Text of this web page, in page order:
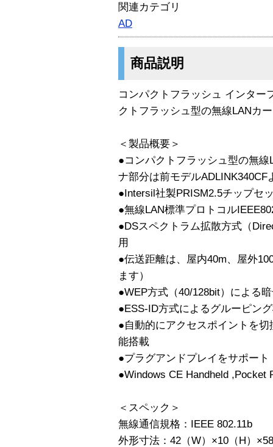
関連カテゴリ
AD
商品説明
コンパクトフラッシュ インター
クトフラッシュ型の無線LANカ
＜製品概要＞
●コンパクトフラッシュ型の無
ナ部分は前モデルADLINK340CF
●Intersil社製PRISM2.5チップセ
●無線LAN標準プロトコル
●DSスペクトラム拡散方式（
用
●伝送距離は、屋内40m、屋外
ます）
●WEP方式（40/128bit）による
●ESS-ID方式によるグルーピン
●自動的にアクセスポイントを
能搭載
●プラグアンドプレイをサポート
●Windows CE Handheld ,Pocket
＜スペック＞
無線通信規格：IEEE 802.11b
外形寸法：42（W）×10（H）